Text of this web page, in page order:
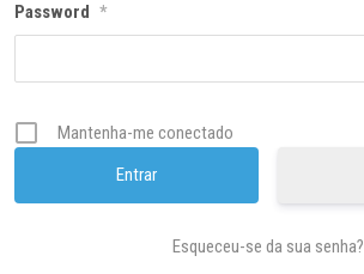
Password *
Mantenha-me conectado
Esqueceu-se da sua senha?